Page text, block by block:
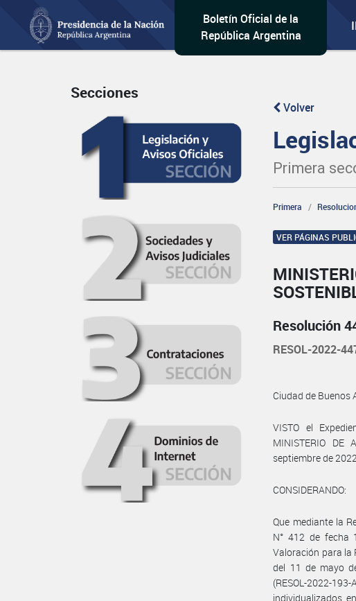
Boletín Oficial de la
República Argentina
Secciones
Volver
Primera
Primera
VER PÁGINAS
Resolución
RESOL-2022-
Ciudad de
VISTO el
MINISTERIO DE
septiembre de
CONSIDERANDO:
Que mediante la
N° 412 de fecha
Valoración para la
del 11 de mayo de
(RESOL-2022-
individualizados